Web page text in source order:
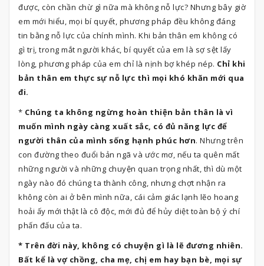
được, còn chần chừ gì nữa mà không nỗ lực? Nhưng bây giờ
em mới hiểu, mọi bí quyết, phương pháp đều không đáng
tin bằng nỗ lực của chính mình. Khi bản thân em không có
gì trị, trong mắt người khác, bí quyết của em là sợ sệt lấy
lòng, phương pháp của em chỉ là nịnh bợ khép nép. Chỉ khi
bản thân em thực sự nỗ lực thì mọi khó khăn mới qua
đi.
* Chúng ta không ngừng hoàn thiện bản thân là vì
muốn mình ngày càng xuất sắc, có đủ năng lực để
người thân của mình sống hạnh phúc hơn. Nhưng trên
con đường theo đuổi bản ngã và ước mơ, nếu ta quên mất
những người và những chuyện quan trọng nhất, thì dù một
ngày nào đó chúng ta thành công, nhưng chợt nhận ra
không còn ai ở bên mình nữa, cái cảm giác lạnh lẽo hoang
hoải ấy mới thật là cô độc, mới đủ để hủy diệt toàn bộ ý chí
phấn đấu của ta.
* Trên đời này, không có chuyện gì là lẽ đương nhiên.
Bất kể là vợ chồng, cha mẹ, chị em hay bạn bè, mọi sự